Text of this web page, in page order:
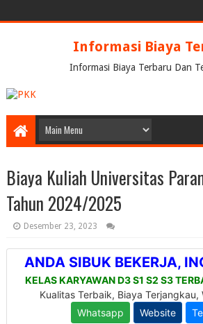
Informasi Biaya
Informasi Biaya Terbaru Dan
Biaya Kuliah Universitas
Tahun 2024/2025
Desember 23, 2023